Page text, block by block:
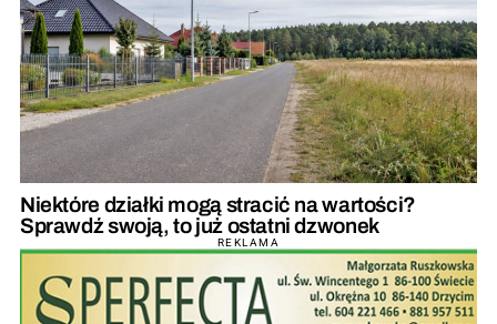
Niektóre działki mogą stracić na wartości?
Sprawdź swoją, to już ostatni dzwonek
REKLAMA